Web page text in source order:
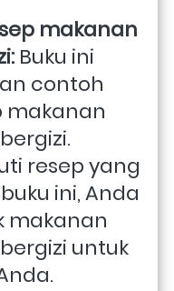
makanan
Buku ini
contoh
makanan
resep yang
ini, Anda
makanan
untuk